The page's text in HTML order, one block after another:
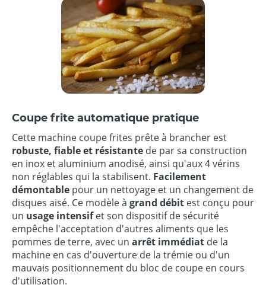
Coupe frite automatique pratique
Cette machine coupe frites prête à brancher est
robuste, fiable et résistante de par sa construction
en inox et aluminium anodisé, ainsi qu'aux 4 vérins
non réglables qui la stabilisent. Facilement
démontable pour un nettoyage et un changement de
disques aisé. Ce modèle à grand débit est conçu pour
un usage intensifet son dispositif de sécurité
empêche l'acceptation d'autres aliments que les
pommes de terre, avec un arrêt immédiat de la
machine en cas d'ouverture de la trémie ou d'un
mauvais positionnement du bloc de coupe en cours
d'utilisation.